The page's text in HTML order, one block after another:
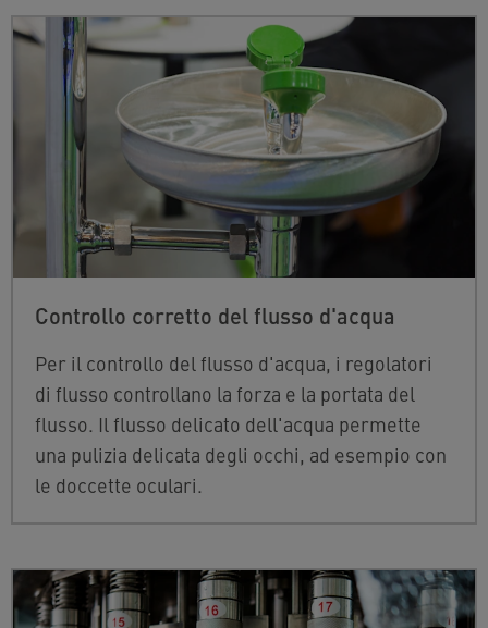
Controllo corretto del flusso d'acqua
Per il controllo del flusso d'acqua, i regolatori
di flusso controllano la forza e la portata del
flusso. Il flusso delicato dell'acqua permette
una pulizia delicata degli occhi, ad esempio con
le doccette oculari.